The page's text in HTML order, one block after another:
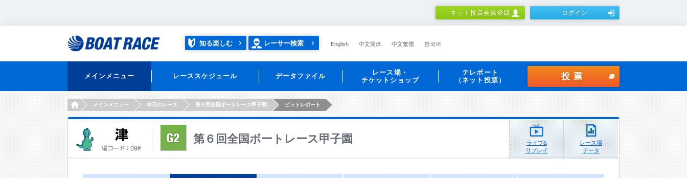
ネット投票会員登録 ログイン
知る楽しむ レーサー検索 English 中文简体 中文繁體 한국어
メインメニュー レーススケジュール データファイル
レース場・
チケットショップ
テレボート
（ネット投票）
投票
HOMEメインメニュー 本日のレース 第６回全国ボートレース甲子園 ピットレポート
第６回全国ボートレース甲子園
ライブ&
リプレイ
レース場
データ